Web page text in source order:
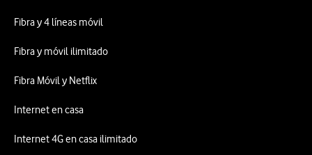
Fibra y 4 líneas móvil
Fibra y móvil ilimitado
Fibra Móvil y Netflix
Internet en casa
Internet 4G en casa ilimitado